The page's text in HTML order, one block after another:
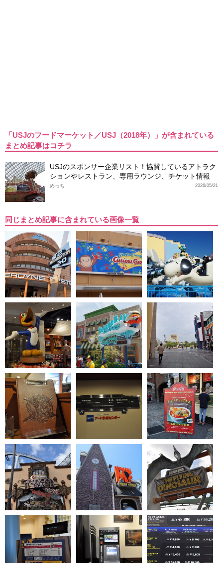
「USJのフードマーケット／USJ（2018年）」が含まれている
まとめ記事はコチラ
USJのスポンサー企業リスト！協賛しているアトラク
ションやレストラン、専用ラウンジ、チケット情報
2026/05/21
めっち
同じまとめ記事に含まれている画像一覧